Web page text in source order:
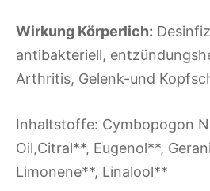
Wirkung Körperlich:
antibakteriell,
Arthritis, Gelenk-und
Inhaltstoffe: Cymbopogon
Oil,Citral**, Eugenol**,
Limonene**, Linalool**